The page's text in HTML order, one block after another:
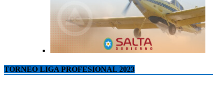
TORNEO LIGA PROFESIONAL 2023